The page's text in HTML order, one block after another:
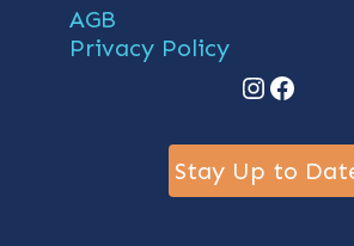
AGB
Privacy Policy
Stay Up to